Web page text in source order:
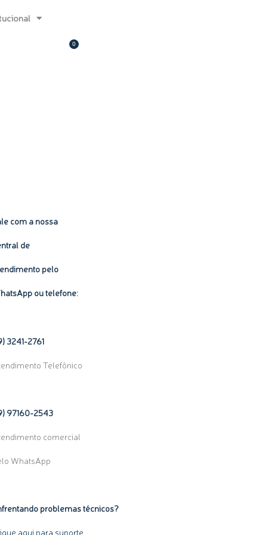
0
Carrinho
com a nossa
de
pelo
ou telefone:
3241-2761
Telefônico
97160-2543
comercial
WhatsApp
problemas técnicos?
aqui para suporte.